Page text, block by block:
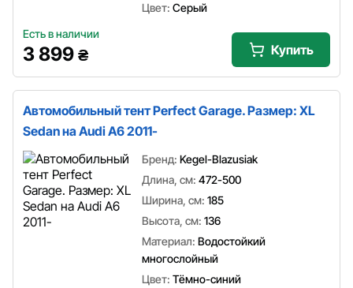
Цвет: Серый
Есть в наличии
3 899 ₴ Купить
Автомобильный тент Perfect Garage. Размер: XL
Sedan на Audi A6 2011-
Бренд: Kegel-Blazusiak
Длина, см: 472-500
Ширина, см: 185
Высота, см: 136
Материал: Водостойкий
многослойный
Цвет: Тёмно-синий